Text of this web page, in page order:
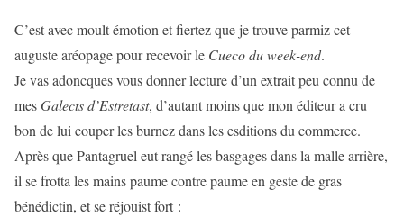
C’est avec moult émotion et fiertez que je trouve parmiz cet
auguste aréopage pour recevoir le Cueco du week-end.
Je vas adoncques vous donner lecture d’un extrait peu connu de
mesGalects d’Estretast, d’autant moins que mon éditeur a cru
bon de lui couper les burnez dans les esditions du commerce.
Après que Pantagruel eut rangé les basgages dans la malle arrière,
il se frotta les mains paume contre paume en geste de gras
bénédictin, et se réjouist fort :